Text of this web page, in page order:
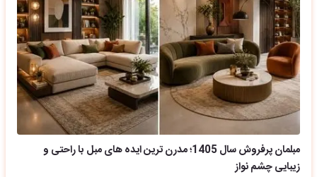
مبلمان پرفروش سال 1405؛ مدرن ترین ایده های مبل با راحتی و
زیبایی چشم نواز